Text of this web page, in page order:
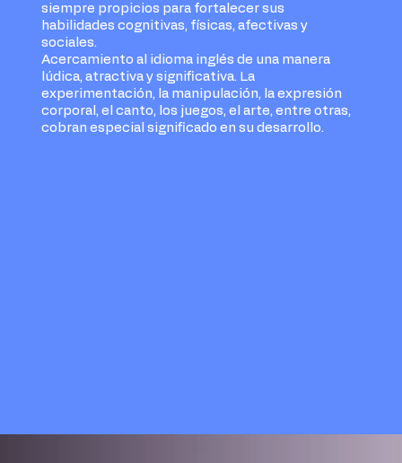
siempre propicios para fortalecer sus
habilidades cognitivas, físicas, afectivas y
sociales.
Acercamiento al idioma inglés de una manera
lúdica, atractiva y significativa. La
experimentación, la manipulación, la expresión
corporal, el canto, los juegos, el arte, entre otras,
cobran especial significado en su desarrollo.